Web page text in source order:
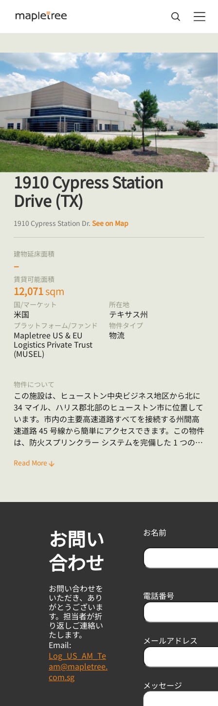
1910 Cypress Station
Drive (TX)
1910 Cypress Station Dr. See on Map
建物延床面積
–
賃貸可能面積
12,071sqm
国/マーケット
米国
所在地
テキサス州
プラットフォーム/ファンド
Mapletree US & EU
Logistics Private Trust
(MUSEL)
物件タイプ
物流
物件について
この施設は、ヒューストン中央ビジネス地区から北に
34 マイル、ハリス郡北部のヒューストン市に位置して
います。市内の主要高速道路すべてを接続する州間高
速道路 45 号線から簡単にアクセスできます。この物件
は、防火スプリンクラー システムを完備した 1 つの倉
ース 209 台、ドック ドア 36 か所、ドライブイン ドア
Read More
お問い
合わせ
お問い合わせを
いただき、あり
がとうございま
す。担当者が折
り返しご連絡い
たします。
Email:
Log_US_AM_Te
am@mapletree.
com.sg
お名前
r
s
t
電話番号
メールアドレス
メッセージ